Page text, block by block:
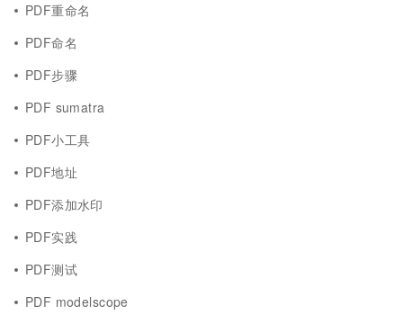
PDF重命名
PDF命名
PDF步骤
PDF sumatra
PDF小工具
PDF地址
PDF添加水印
PDF实践
PDF测试
PDF modelscope